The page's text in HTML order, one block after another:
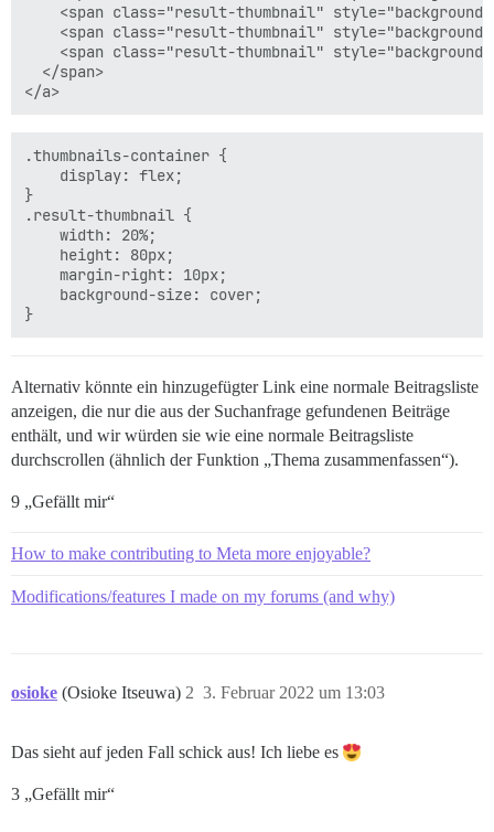
<span class="result-thumbnail"
<span class="result-thumbnail"
<span class="result-thumbnail"
  </span>
.thumbnails-container {
    display: flex;
}
.result-thumbnail {
    width: 20%;
    height: 80px;
    margin-right: 10px;
    background-size: cover;
Alternativ könnte ein hinzugefügter Link eine normale Beitragsliste
anzeigen, die nur die aus der Suchanfrage gefundenen Beiträge
enthält, und wir würden sie wie eine normale Beitragsliste
durchscrollen (ähnlich der Funktion „Thema zusammenfassen“).
9 „Gefällt mir“
How to make contributing to Meta more enjoyable?
Modifications/features I made on my forums (and why)
osioke (Osioke Itseuwa) 3. Februar 2022 um 13:03
2
Das sieht auf jeden Fall schick aus! Ich liebe es
3 „Gefällt mir“